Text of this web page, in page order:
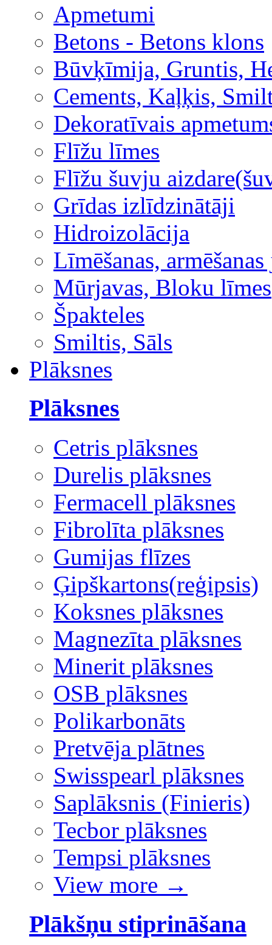
Apmetumi
Betons - Betons klons
Būvķīmija, Gruntis,
Cements, Kaļķis,
Dekoratīvais
Flīžu līmes
Flīžu šuvju
Grīdas izlīdzinātāji
Hidroizolācija
Līmēšanas, armēšanas
Mūrjavas, Bloku līmes
Špakteles
Smiltis, Sāls
Plāksnes
Plāksnes
Cetris plāksnes
Durelis plāksnes
Fermacell plāksnes
Fibrolīta plāksnes
Gumijas flīzes
Ģipškartons(reģipsis)
Koksnes plāksnes
Magnezīta plāksnes
Minerit plāksnes
OSB plāksnes
Polikarbonāts
Pretvēja plātnes
Swisspearl plāksnes
Saplāksnis (Finieris)
Tecbor plāksnes
Tempsi plāksnes
View more →
Plākšņu stiprināšana